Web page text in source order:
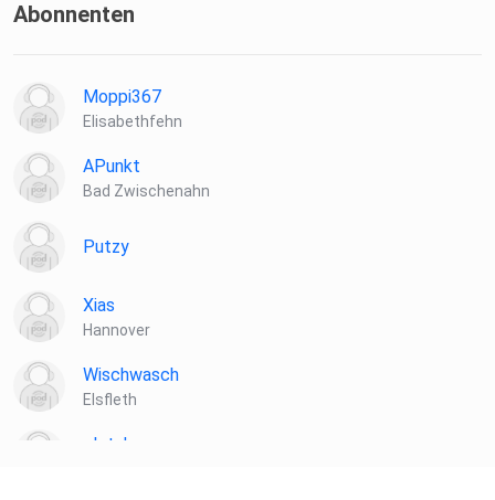
Abonnenten
Moppi367
Elisabethfehn
APunkt
Bad Zwischenahn
Putzy
Xias
Hannover
Wischwasch
Elsfleth
plotzks